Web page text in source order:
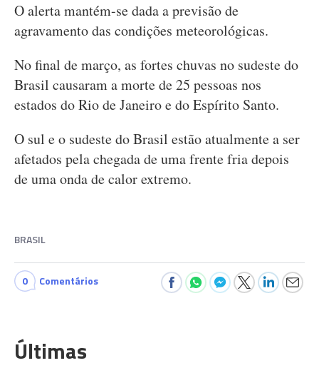
O alerta mantém-se dada a previsão de
agravamento das condições meteorológicas.
No final de março, as fortes chuvas no sudeste do
Brasil causaram a morte de 25 pessoas nos
estados do Rio de Janeiro e do Espírito Santo.
O sul e o sudeste do Brasil estão atualmente a ser
afetados pela chegada de uma frente fria depois
de uma onda de calor extremo.
BRASIL
0 Comentários
Últimas